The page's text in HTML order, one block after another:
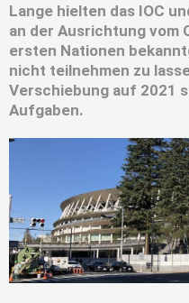
Lange hielten das IOC
an der Ausrichtung vom
ersten Nationen
nicht teilnehmen zu
Verschiebung auf 2021
Aufgaben.